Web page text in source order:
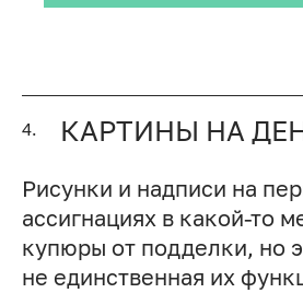
4. КАРТИНЫ НА
Рисунки и надписи на
ассигнациях в какой-то
купюры от подделки, но
не единственная их